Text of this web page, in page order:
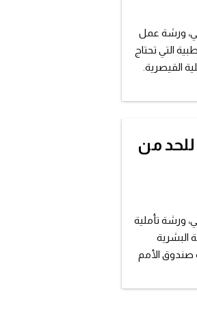
ورشة عمل
التي تحتاج
القيصرية.
للحد من
ورشة تأملية
البشرية
صندوق الأمم